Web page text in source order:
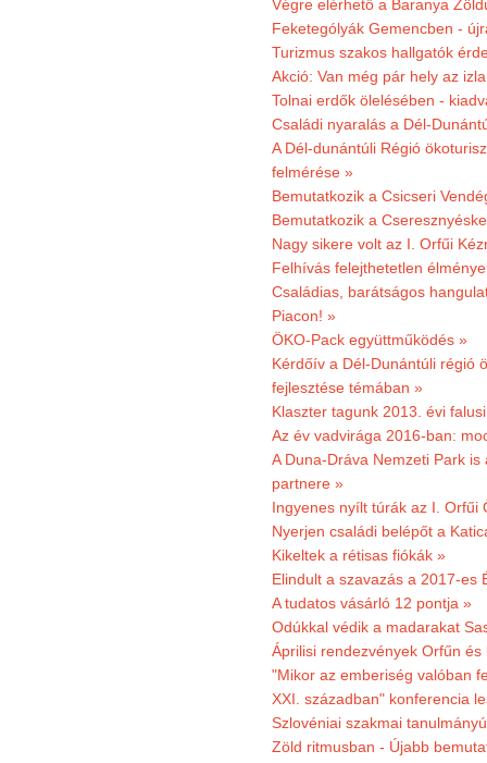
Végre elérhető a Baranya
Feketególyák Gemencben -
Turizmus szakos hallgatók
Akció: Van még pár hely az
Tolnai erdők ölelésében -
Családi nyaralás a Dél-
A Dél-dunántúli Régió
felmérése »
Bemutatkozik a Csicseri
Bemutatkozik a
Nagy sikere volt az I. Orfűi
Felhívás felejthetetlen
Családias, barátságos
Piacon! »
ÖKO-Pack együttműködés »
Kérdőív a Dél-Dunántúli régió
fejlesztése témában »
Klaszter tagunk 2013. évi
Az év vadvirága 2016-ban:
A Duna-Dráva Nemzeti Park
partnere »
Ingyenes nyílt túrák az I. Orfűi
Nyerjen családi belépőt a
Kikeltek a rétisas fiókák »
Elindult a szavazás a 2017-es
A tudatos vásárló 12 pontja »
Odúkkal védik a madarakat
Áprilisi rendezvények Orfűn és
"Mikor az emberiség valóban
XXI. században" konferencia
Szlovéniai szakmai
Zöld ritmusban - Újabb